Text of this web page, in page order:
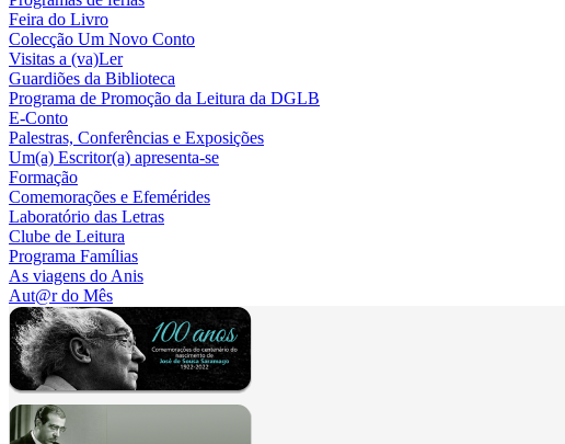
Feira do Livro
Colecção Um Novo Conto
Visitas a (va)Ler
Guardiões da Biblioteca
Programa de Promoção da Leitura da DGLB
E-Conto
Palestras, Conferências e Exposições
Um(a) Escritor(a) apresenta-se
Formação
Comemorações e Efemérides
Laboratório das Letras
Clube de Leitura
Programa Famílias
As viagens do Anis
Aut@r do Mês